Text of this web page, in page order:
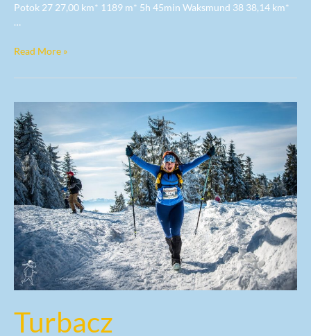
Potok 27 27,00 km* 1189 m* 5h 45min Waksmund 38 38,14 km*
…
Read More »
Turbacz